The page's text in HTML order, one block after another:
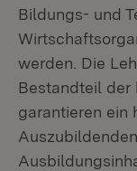
Bildungs- und
werden. Die
Bestandteil der
garantieren ein